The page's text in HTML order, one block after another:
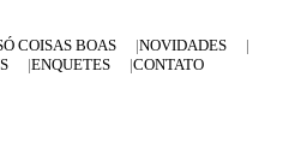
COISAS BOAS
NOVIDADES
ENQUETES CONTATO